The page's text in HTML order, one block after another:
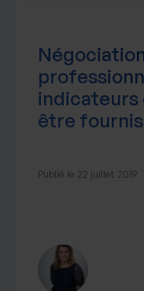
Actualités produit
Notre newsletter
Nos webinaires
Nos livres blancs
indicateurs
être
Publié le 22 juillet 2019